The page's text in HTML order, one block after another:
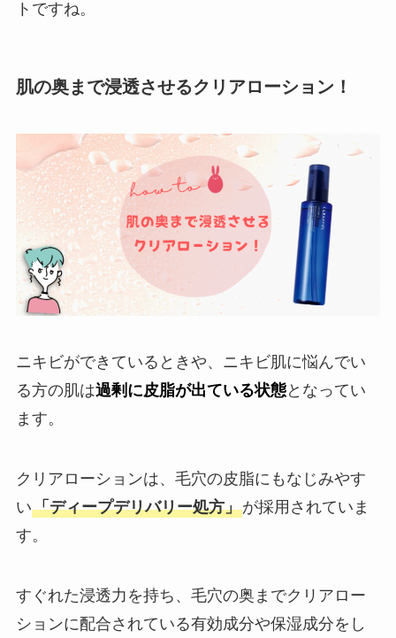
トですね。
肌の奥まで浸透させるクリアローション！
ニキビができているときや、ニキビ肌に悩んでい
る方の肌は過剰に皮脂が出ている状態となってい
ます。
クリアローションは、毛穴の皮脂にもなじみやす
い「ディープデリバリー処方」が採用されていま
す。
すぐれた浸透力を持ち、毛穴の奥までクリアロー
ションに配合されている有効成分や保湿成分をし